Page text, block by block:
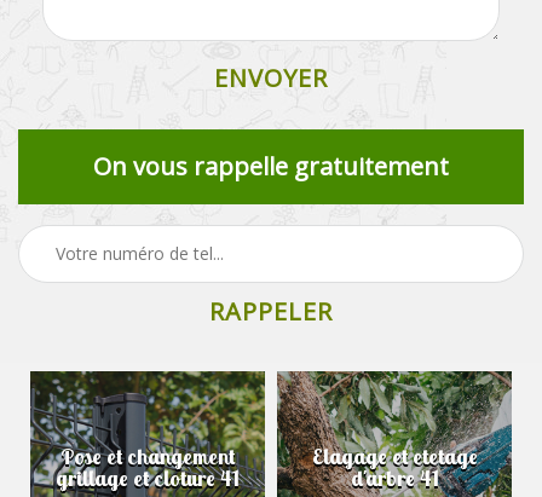
On vous rappelle gratuitement
Pose et changement
grillage et cloture 41
Elagage et etetage
d'arbre 41